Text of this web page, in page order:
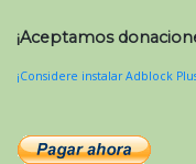
¡Aceptamos
¡Considere instalar Adblock